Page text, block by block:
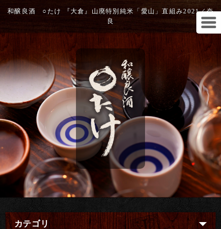
和醸良酒 ○たけ 『大倉』山廃特別純米「愛山」直組み2021／奈
良
カテゴリ